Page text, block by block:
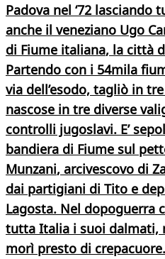
Padova nel ‘72 lasciando
anche il veneziano Ugo
di Fiume italiana, la città
Partendo con i 54mila
via dell’esodo, tagliò in
nascose in tre diverse
controlli jugoslavi. E’
bandiera di Fiume sul
Munzani, arcivescovo di
dai partigiani di Tito e
Lagosta. Nel dopoguerra
tutta Italia i suoi dalmati,
morì presto di crepacuore.